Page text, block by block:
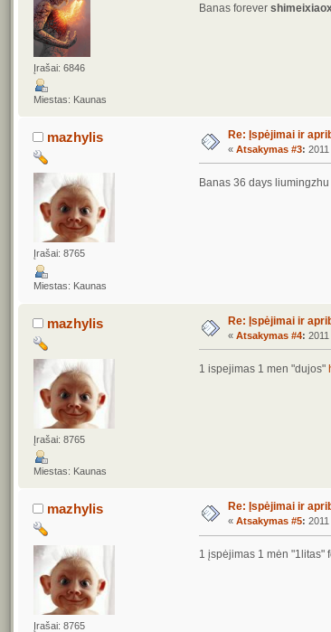
Įrašai: 6846
Miestas: Kaunas
Banas forever
mazhylis
Įrašai: 8765
Miestas: Kaunas
Re: Įspėjimai ir
« Atsakymas #3:
Banas 36 days liumingzhu
mazhylis
Įrašai: 8765
Miestas: Kaunas
Re: Įspėjimai ir
« Atsakymas #4:
1 ispejimas 1 men "dujos"
mazhylis
Įrašai: 8765
Re: Įspėjimai ir
« Atsakymas #5:
1 įspėjimas 1 mėn "1litas"